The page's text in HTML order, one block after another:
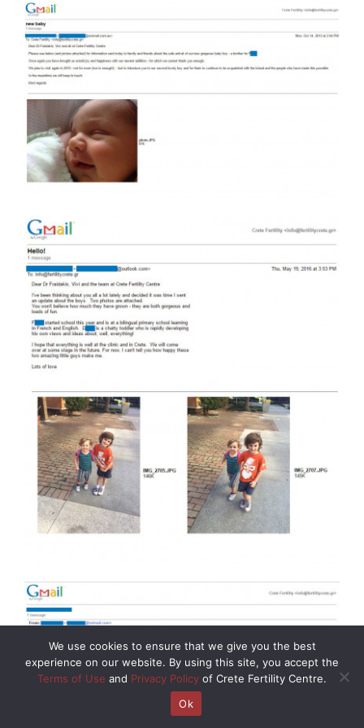
We use cookies to ensure that we give you the best
experience on our website. By using this site, you accept the
Terms of Use and Privacy Policy of Crete Fertility Centre.
Ok